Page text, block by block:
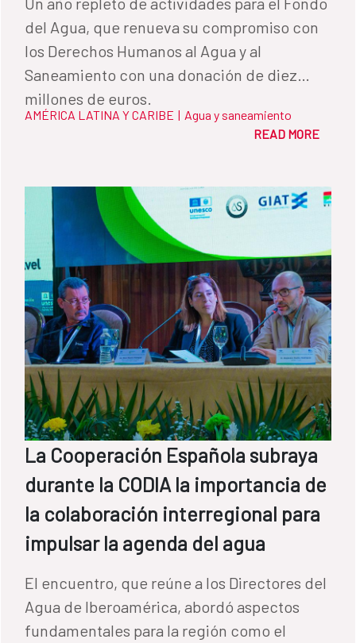
del Agua, que renueva su compromiso con
los Derechos Humanos al Agua y al
Saneamiento con una donación de diez
AMÉRICA LATINA Y CARIBE | Agua y saneamiento
READ MORE
La Cooperación Española subraya
durante la CODIA la importancia de
la colaboración interregional para
impulsar la agenda del agua
El encuentro, que reúne a los Directores del
Agua de Iberoamérica, abordó aspectos
fundamentales para la región como el